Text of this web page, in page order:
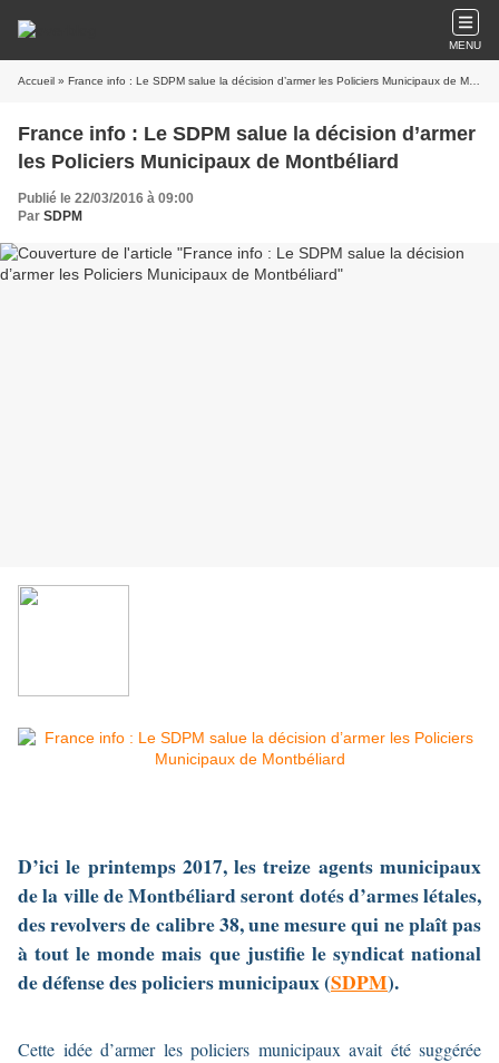
MENU
Accueil » France info : Le SDPM salue la décision d’armer les Policiers Municipaux de Montbéliard
France info : Le SDPM salue la décision d’armer
les Policiers Municipaux de Montbéliard
Publié le 22/03/2016 à 09:00
Par SDPM
D’ici le printemps 2017, les treize agents municipaux
de la ville de Montbéliard seront dotés d’armes létales,
des revolvers de calibre 38, une mesure qui ne plaît pas
à tout le monde mais que justifie le syndicat national
de défense des policiers municipaux (SDPM).
Cette idée d’armer les policiers municipaux avait été suggérée